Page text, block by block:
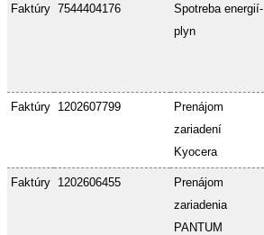
Faktúry 7544404176
Spotreba energií-
plyn
Faktúry 1202607799
Prenájom
zariadení
Kyocera
Faktúry 1202606455
Prenájom
zariadenia
PANTUM